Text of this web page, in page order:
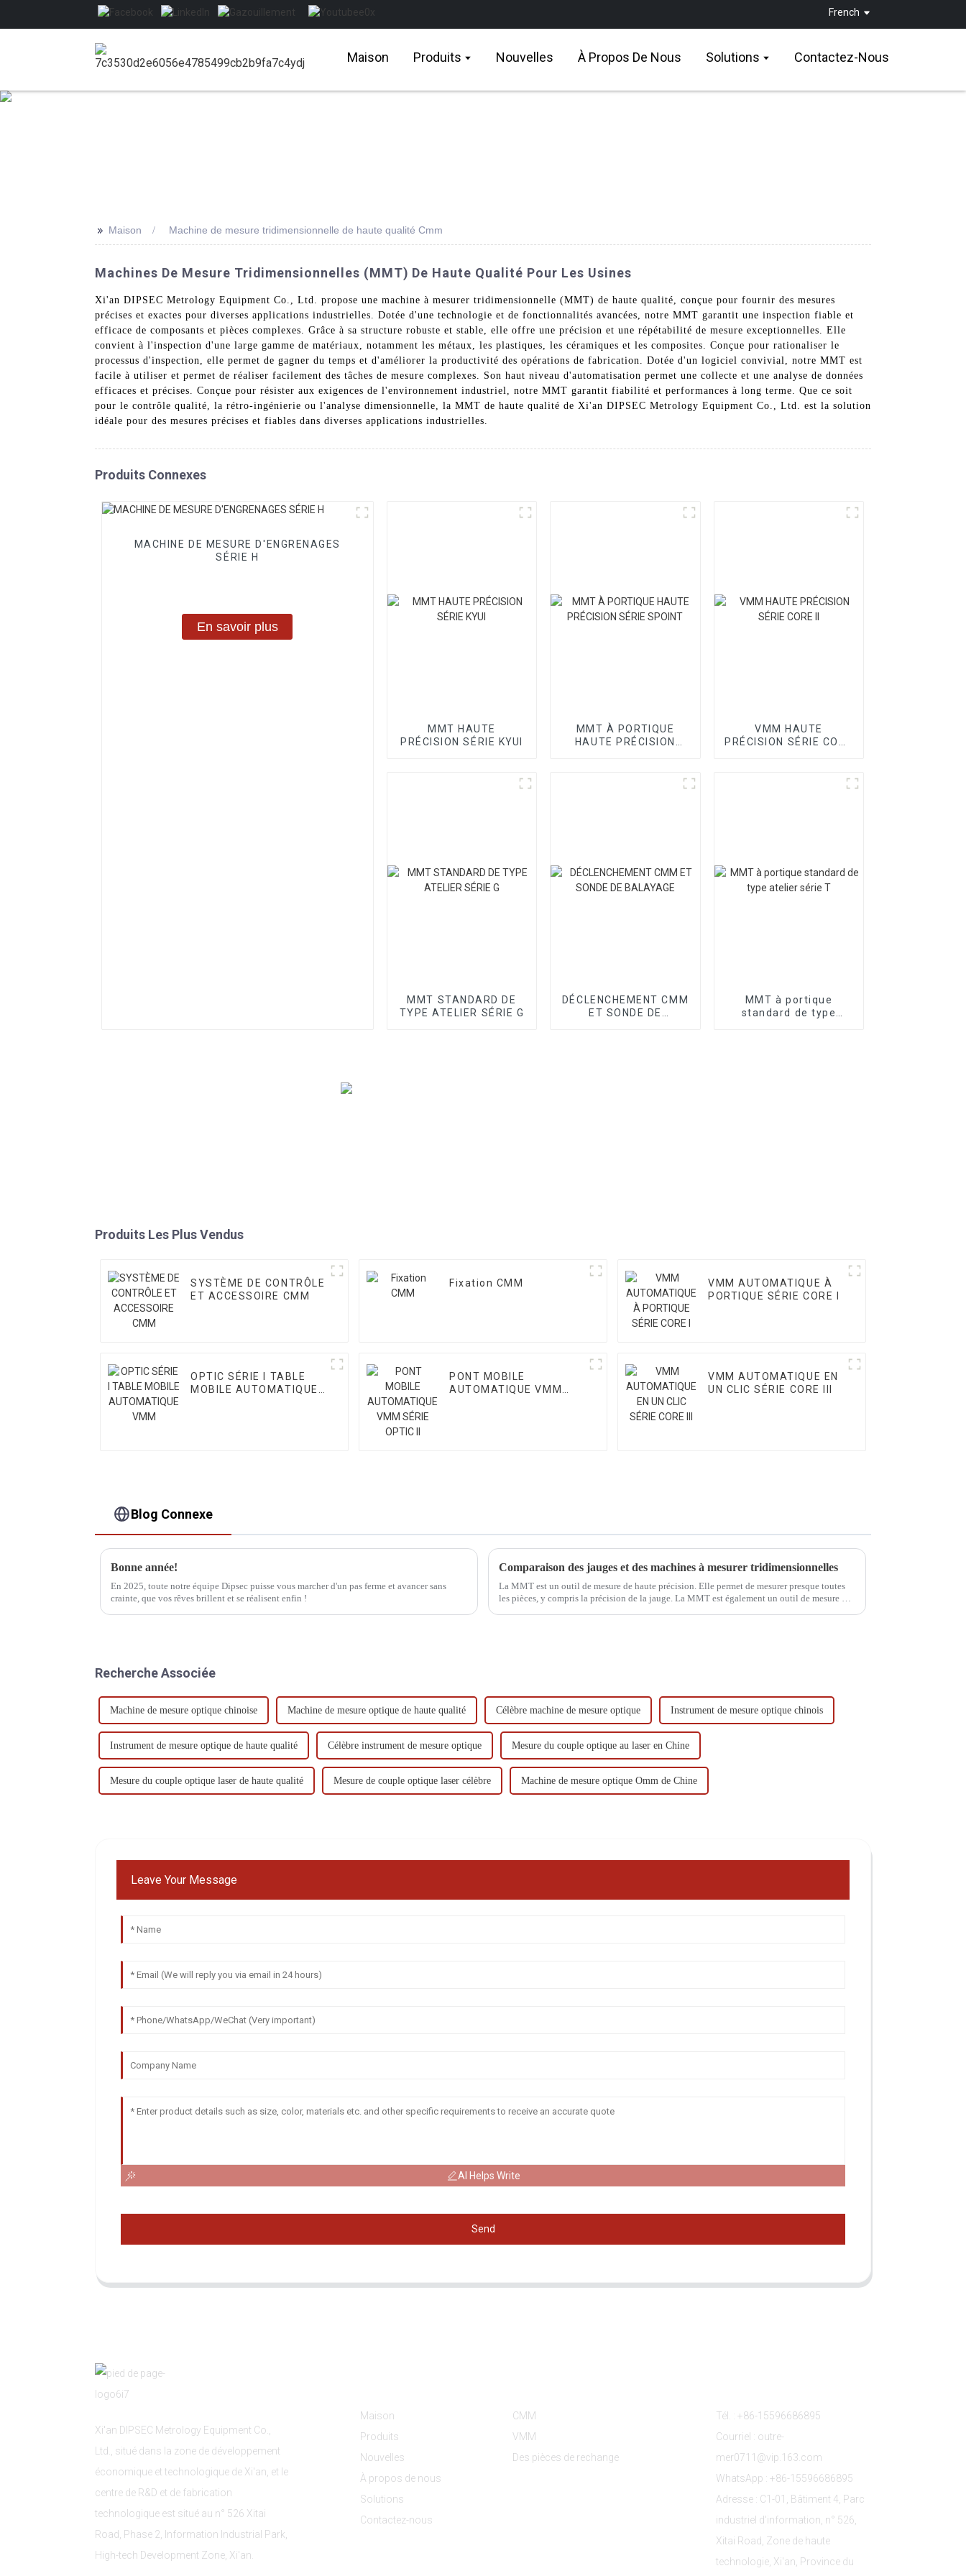
French
Maison Produits Nouvelles À Propos De Nous Solutions Contactez-Nous
>> Maison Machine de mesure tridimensionnelle de haute qualité Cmm
Machines De Mesure Tridimensionnelles (MMT) De Haute Qualité Pour Les Usines
Xi'an DIPSEC Metrology Equipment Co., Ltd. propose une machine à mesurer tridimensionnelle (MMT) de haute qualité, conçue pour fournir des mesures
précises et exactes pour diverses applications industrielles. Dotée d'une technologie et de fonctionnalités avancées, notre MMT garantit une inspection fiable et
efficace de composants et pièces complexes. Grâce à sa structure robuste et stable, elle offre une précision et une répétabilité de mesure exceptionnelles. Elle
convient à l'inspection d'une large gamme de matériaux, notamment les métaux, les plastiques, les céramiques et les composites. Conçue pour rationaliser le
processus d'inspection, elle permet de gagner du temps et d'améliorer la productivité des opérations de fabrication. Dotée d'un logiciel convivial, notre MMT est
facile à utiliser et permet de réaliser facilement des tâches de mesure complexes. Son haut niveau d'automatisation permet une collecte et une analyse de données
efficaces et précises. Conçue pour résister aux exigences de l'environnement industriel, notre MMT garantit fiabilité et performances à long terme. Que ce soit
pour le contrôle qualité, la rétro-ingénierie ou l'analyse dimensionnelle, la MMT de haute qualité de Xi'an DIPSEC Metrology Equipment Co., Ltd. est la solution
idéale pour des mesures précises et fiables dans diverses applications industrielles.
Produits Connexes
MACHINE DE MESURE D'ENGRENAGES
SÉRIE H
En savoir plus
MMT HAUTE
PRÉCISION SÉRIE KYUI
MMT À PORTIQUE
HAUTE PRÉCISION
VMM HAUTE
PRÉCISION SÉRIE CORE
MMT STANDARD DE
TYPE ATELIER SÉRIE G
DÉCLENCHEMENT CMM
ET SONDE DE
MMT à portique
standard de type
Produits Les Plus Vendus
SYSTÈME DE CONTRÔLE
ET ACCESSOIRE CMM
Fixation CMM
VMM AUTOMATIQUE À
PORTIQUE SÉRIE CORE I
OPTIC SÉRIE I TABLE
MOBILE AUTOMATIQUE
PONT MOBILE
AUTOMATIQUE VMM
VMM AUTOMATIQUE EN
UN CLIC SÉRIE CORE III
Blog Connexe
Bonne année!
En 2025, toute notre équipe Dipsec puisse vous marcher d'un pas ferme et avancer sans
crainte, que vos rêves brillent et se réalisent enfin !
Comparaison des jauges et des machines à mesurer tridimensionnelles
La MMT est un outil de mesure de haute précision. Elle permet de mesurer presque toutes
les pièces, y compris la précision de la jauge. La MMT est également un outil de mesure de
Recherche Associée
Machine de mesure optique chinoise Machine de mesure optique de haute qualité Célèbre machine de mesure optique Instrument de mesure optique chinois
Instrument de mesure optique de haute qualité Célèbre instrument de mesure optique Mesure du couple optique au laser en Chine
Mesure du couple optique laser de haute qualité Mesure de couple optique laser célèbre Machine de mesure optique Omm de Chine
Leave Your Message
AI Helps Write
Send
Xi'an DIPSEC Metrology Equipment Co.,
Ltd., situé dans la zone de développement
économique et technologique de Xi'an, et le
centre de R&D et de fabrication
technologique est situé au n° 526 Xitai
Road, Phase 2, Information Industrial Park,
High-tech Development Zone, Xi'an.
Maison
Produits
Nouvelles
À propos de nous
Solutions
Contactez-nous
CMM
VMM
Des pièces de rechange
Tél. : +86-15596686895
Courriel : outre-
mer0711@vip.163.com
WhatsApp : +86-15596686895
Adresse : C1-01, Bâtiment 4, Parc
industriel d'information, n° 526,
Xitai Road, Zone de haute
technologie, Xi'an, Province du